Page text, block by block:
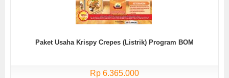
Paket Usaha Krispy Crepes (Listrik) Program BOM
Rp 6.365.000